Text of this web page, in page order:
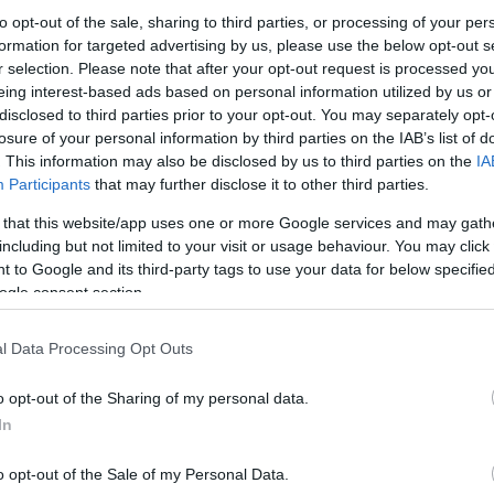
opt-out of the sale, sharing to third parties, or processing of your
for targeted advertising by us, please use the below opt-out
selection. Please note that after your opt-out request is processed
interest-based ads based on personal information utilized by us
to third parties prior to your opt-out. You may separately
of your personal information by third parties on the IAB’s list of
This information may also be disclosed by us to third parties on the
Participants that may further disclose it to other third parties.
that this website/app uses one or more Google services and may
but not limited to your visit or usage behaviour. You may
to Google and its third-party tags to use your data for below
consent section.
Data Processing Opt Outs
opt-out of the Sharing of my personal data.
opt-out of the Sale of my Personal Data.
telepítése jogszabályba ütközik.
magánterületen általában törvényesen
mások magánszféráját. Érdemes
de az alapvető szabály az érintettek
jogi bonyodalmak, és nyugodtan
önmagukban képesek megállítani a
megakadályozni a jogsértéseket,
kamerarendszer megbízható
amelyek sokszor kulcsfontosságúak